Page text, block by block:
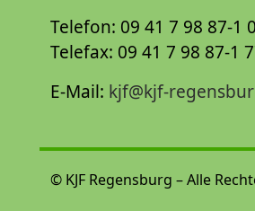
Telefon: 09 41 7 98 87-1
Telefax: 09 41 7 98 87-1
E-Mail: kjf@kjf-
© KJF Regensburg – Alle